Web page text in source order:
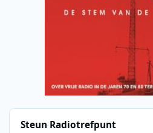
Steun Radiotrefpunt